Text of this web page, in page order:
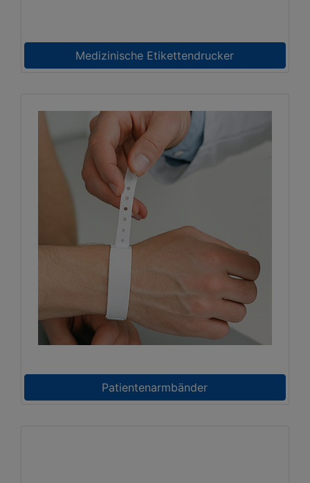
Medizinische Etikettendrucker
Patientenarmbänder